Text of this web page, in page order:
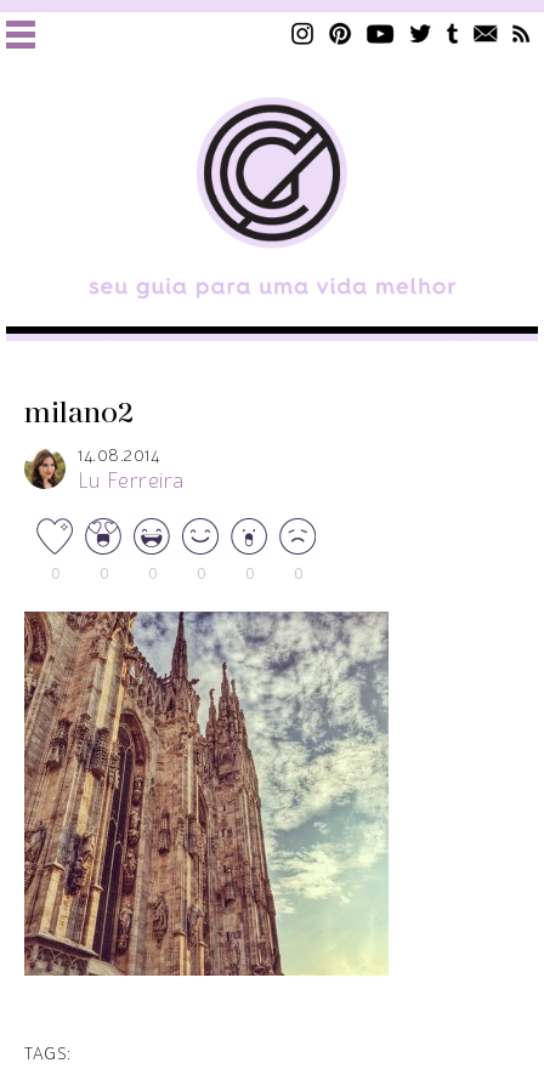
milano2
14.08.2014
Lu Ferreira
0 0 0 0 0 0
TAGS: